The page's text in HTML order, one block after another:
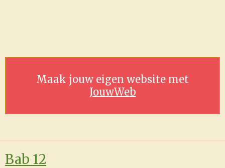
Maak jouw eigen website met
JouwWeb
Bab 12